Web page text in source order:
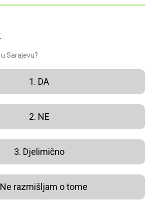
Sarajevu?
1. DA
2. NE
3. Djelimično
razmišljam o tome